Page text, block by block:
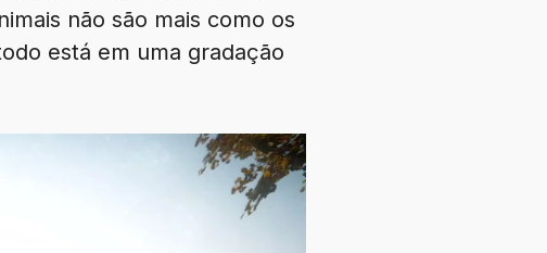
não são mais como os
está em uma gradação